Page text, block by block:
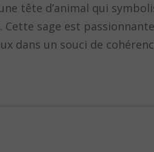
tête d’animal qui
sage est
dans un souci de